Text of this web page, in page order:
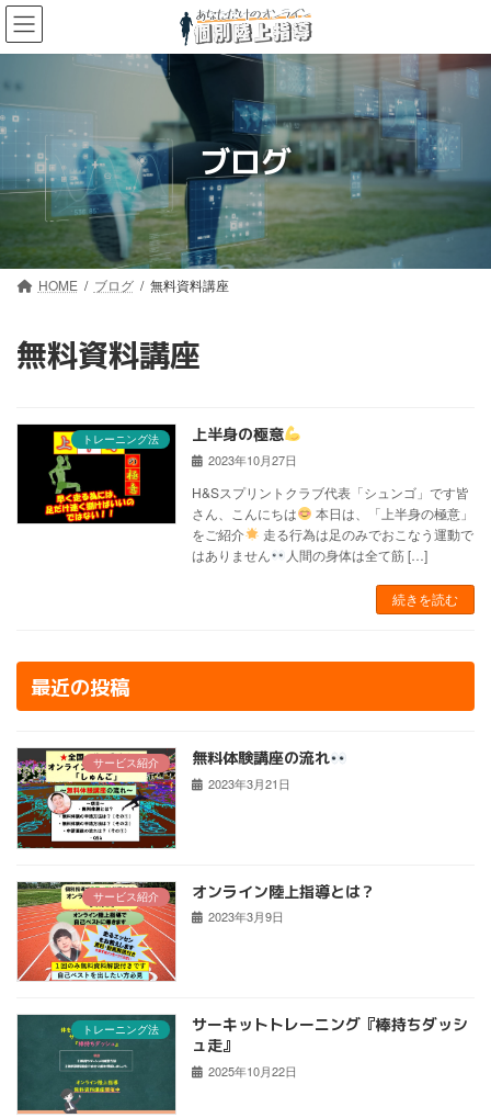
コ
ン
テ
ン
ツ
へ
ス
ッ
ナ
ビ
ゲ
ー
シ
ョ
ン
移
ブログ
HOME ブログ 無料資料講座
無料資料講座
トレーニング法 上半身の極意
2023年10月27日
H&Sスプリントクラブ代表「シュンゴ」です皆
さん、こんにちは
本日は、「上半身の極意」
をご紹介
走る行為は足のみでおこなう運動で
はありません
人間の身体は全て筋 […]
続きを読む
最近の投稿
サービス紹介 無料体験講座の流れ
2023年3月21日
サービス紹介 オンライン陸上指導とは？
2023年3月9日
トレーニング法
サーキットトレーニング『棒持ちダッシ
ュ走』
2025年10月22日